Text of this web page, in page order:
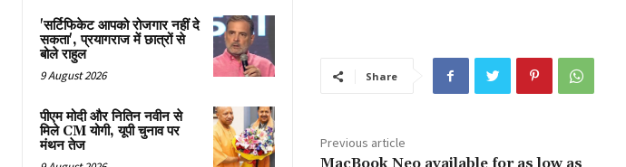
'सर्टिफिकेट आपको रोजगार नहीं दे
सकता', प्रयागराज में छात्रों से
बोले राहुल
9 August 2026
पीएम मोदी और नितिन नवीन से
मिले CM योगी, यूपी चुनाव पर
मंथन तेज
Share
Previous article